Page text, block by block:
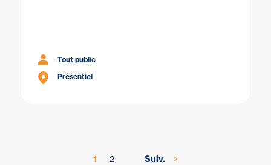
Tout public
Présentiel
1 2 Suiv.